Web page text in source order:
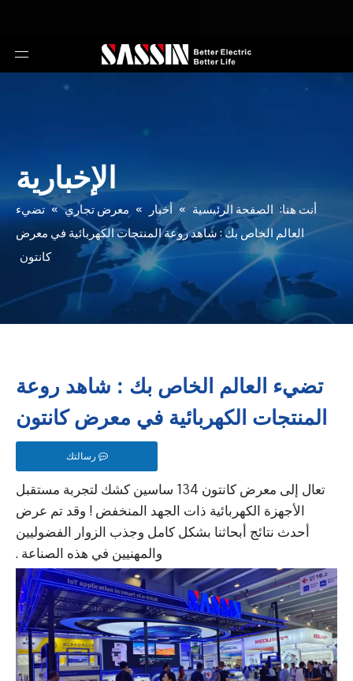
الإخبارية
أنت هنا: الصفحة الرئيسية » أخبار » معرض تجاري » تضيء
العالم الخاص بك : شاهد روعة المنتجات الكهربائية في معرض
كانتون
تضيء العالم الخاص بك : شاهد روعة
المنتجات الكهربائية في معرض كانتون
رسالتك
تعال إلى معرض كانتون 134 ساسين كشك لتجربة مستقبل
الأجهزة الكهربائية ذات الجهد المنخفض ! وقد تم عرض
أحدث نتائج أبحاثنا بشكل كامل وجذب الزوار الفضوليين
والمهنيين في هذه الصناعة .